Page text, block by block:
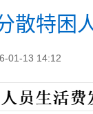
散特困
01-13 14:12